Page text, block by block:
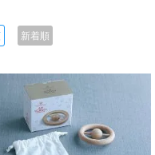
新着順